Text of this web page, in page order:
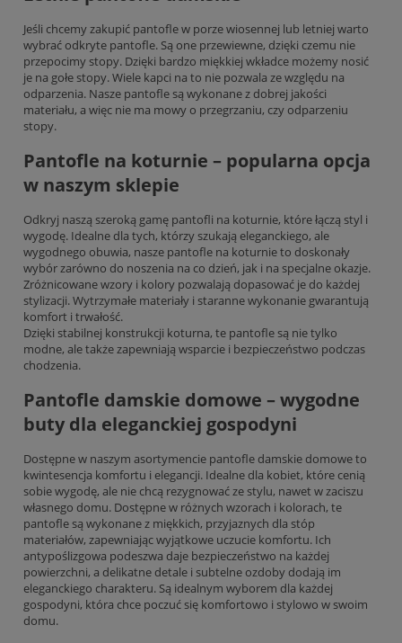
Jeśli chcemy zakupić pantofle w porze wiosennej lub letniej warto
wybrać odkryte pantofle. Są one przewiewne, dzięki czemu nie
przepocimy stopy. Dzięki bardzo miękkiej wkładce możemy nosić
je na gołe stopy. Wiele kapci na to nie pozwala ze względu na
odparzenia. Nasze pantofle są wykonane z dobrej jakości
materiału, a więc nie ma mowy o przegrzaniu, czy odparzeniu
stopy.
Pantofle na koturnie – popularna opcja
w naszym sklepie
Odkryj naszą szeroką gamę pantofli na koturnie, które łączą styl i
wygodę. Idealne dla tych, którzy szukają eleganckiego, ale
wygodnego obuwia, nasze pantofle na koturnie to doskonały
wybór zarówno do noszenia na co dzień, jak i na specjalne okazje.
Zróżnicowane wzory i kolory pozwalają dopasować je do każdej
stylizacji. Wytrzymałe materiały i staranne wykonanie gwarantują
komfort i trwałość.
Dzięki stabilnej konstrukcji koturna, te pantofle są nie tylko
modne, ale także zapewniają wsparcie i bezpieczeństwo podczas
chodzenia.
Pantofle damskie domowe – wygodne
buty dla eleganckiej gospodyni
Dostępne w naszym asortymencie pantofle damskie domowe to
kwintesencja komfortu i elegancji. Idealne dla kobiet, które cenią
sobie wygodę, ale nie chcą rezygnować ze stylu, nawet w zaciszu
własnego domu. Dostępne w różnych wzorach i kolorach, te
pantofle są wykonane z miękkich, przyjaznych dla stóp
materiałów, zapewniając wyjątkowe uczucie komfortu. Ich
antypoślizgowa podeszwa daje bezpieczeństwo na każdej
powierzchni, a delikatne detale i subtelne ozdoby dodają im
eleganckiego charakteru. Są idealnym wyborem dla każdej
gospodyni, która chce poczuć się komfortowo i stylowo w swoim
domu.